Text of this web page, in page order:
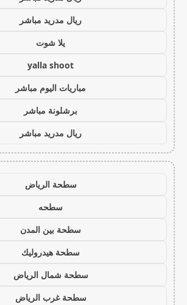
ريال مدريد مباشر
يلا شوت
yalla shoot
مباريات اليوم مباشر
برشلونة مباشر
ريال مدريد مباشر
سطحة الرياض
سطحه
سطحة بين المدن
سطحة هيدروليك
سطحة شمال الرياض
سطحة غرب الرياض